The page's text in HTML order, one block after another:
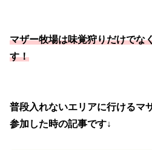
マザー牧場は味覚狩りだけでな
す！
普段入れないエリアに行けるマ
参加した時の記事です↓